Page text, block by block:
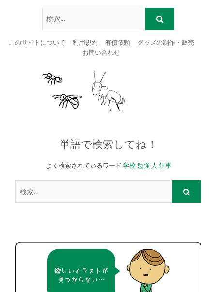
このサイトについて 利用規約 有償依頼
グッズの制作・販売
お問い合わせ
単語で検索してね！
よく検索されているワード 学校 勉強 人 仕事